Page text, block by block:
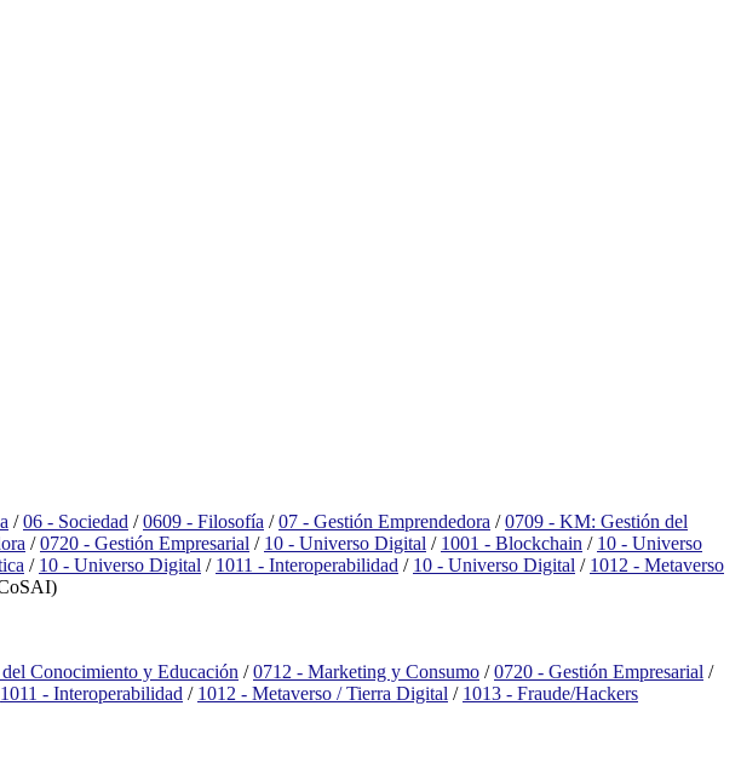
/ 06 - Sociedad / 0609 - Filosofía / 07 - Gestión Emprendedora / 0709 - KM: Gestión del
/ 0720 - Gestión Empresarial / 10 - Universo Digital / 1001 - Blockchain / 10 - Universo
/ 10 - Universo Digital / 1011 - Interoperabilidad / 10 - Universo Digital / 1012 - Metaverso
Conocimiento y Educación /0712 - Marketing y Consumo /0720 - Gestión Empresarial /
1011 - Interoperabilidad / 1012 - Metaverso / Tierra Digital / 1013 - Fraude/Hackers